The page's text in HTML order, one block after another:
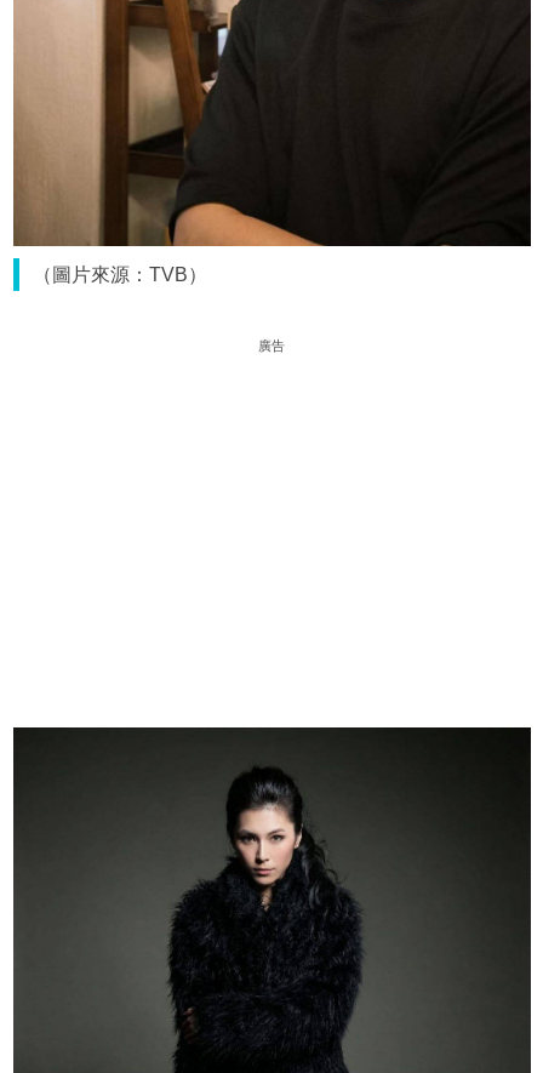
（圖片來源：TVB）
廣告